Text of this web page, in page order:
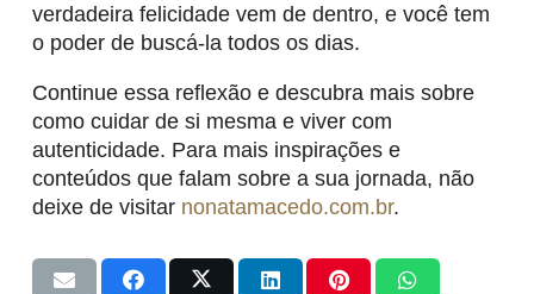
verdadeira felicidade vem de dentro, e você tem
o poder de buscá-la todos os dias.
Continue essa reflexão e descubra mais sobre
como cuidar de si mesma e viver com
autenticidade. Para mais inspirações e
conteúdos que falam sobre a sua jornada, não
deixe de visitar nonatamacedo.com.br.